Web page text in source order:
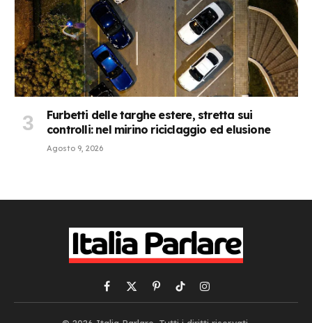
Furbetti delle targhe estere, stretta sui
controlli: nel mirino riciclaggio ed elusione
Agosto 9, 2026
Facebook
X
(Twitter)
PinterestTikTokInstagram